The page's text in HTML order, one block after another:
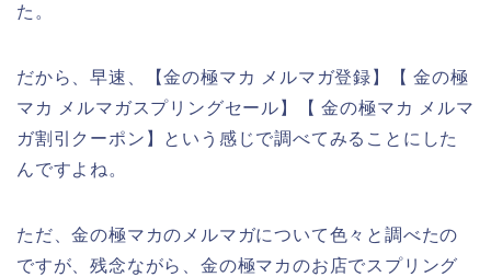
た。
だから、早速、【金の極マカ メルマガ登録】【 金の極
マカ メルマガスプリングセール】【 金の極マカ メルマ
ガ割引クーポン】という感じで調べてみることにした
んですよね。
ただ、金の極マカのメルマガについて色々と調べたの
ですが、残念ながら、金の極マカのお店でスプリング